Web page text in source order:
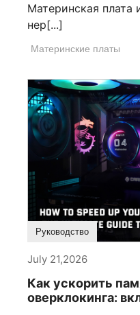
Материнская плата
нер[...]
Материнские платы
Руководство
July 21,2026
Как ускорить
оверклокинга: